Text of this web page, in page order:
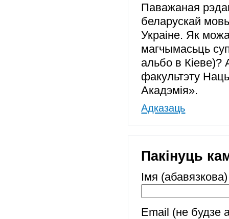
Паважаная
беларускай
Украіне. Як
магчымасьць
альбо в Кіеве)?
факультэту
Акадэмія».
Адказаць
Пакінуць
Імя (абавязкова)
Email (не будзе